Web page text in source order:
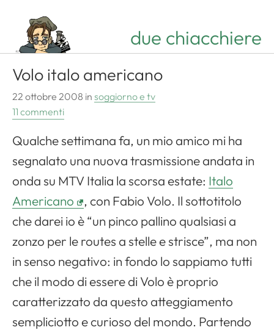
due chiacchiere
Volo italo americano
22 ottobre 2008 in soggiorno e tv
11 commenti
Qualche settimana fa, un mio amico mi ha
segnalato una nuova trasmissione andata in
onda su MTV Italia la scorsa estate: Italo
Americano
, con Fabio Volo. Il sottotitolo
che darei io è “un pinco pallino qualsiasi a
zonzo per le routes a stelle e strisce”, ma non
in senso negativo: in fondo lo sappiamo tutti
che il modo di essere di Volo è proprio
caratterizzato da questo atteggiamento
sempliciotto e curioso del mondo. Partendo